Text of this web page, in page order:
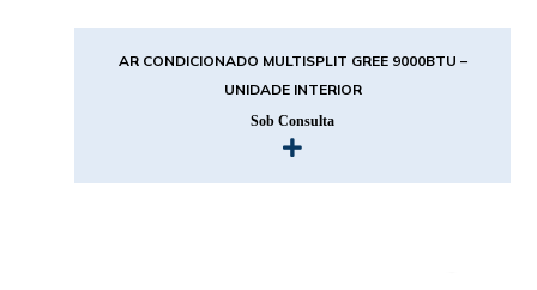
AR CONDICIONADO MULTISPLIT GREE 9000BTU –
UNIDADE INTERIOR
Sob Consulta